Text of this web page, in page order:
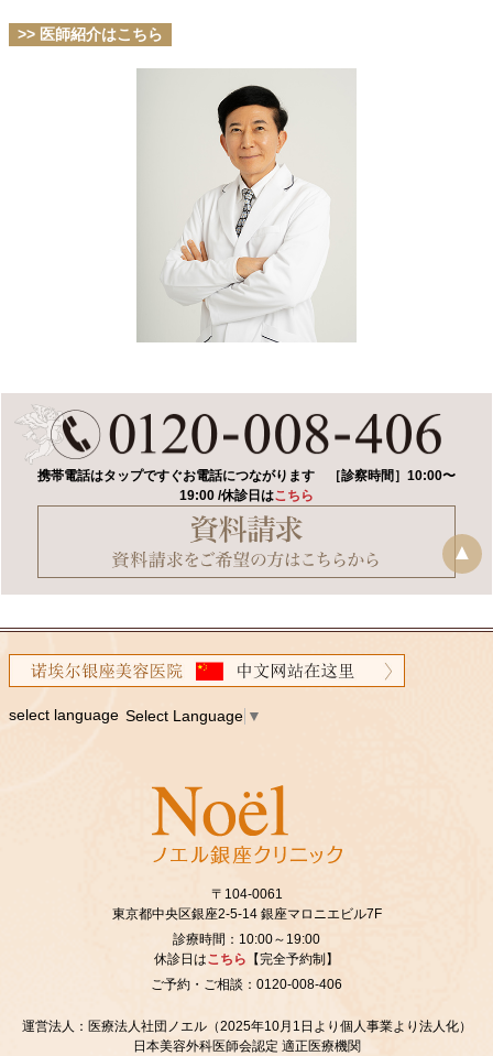
>> 医師紹介はこちら
携帯電話はタップですぐお電話につながります
［診察時間］10:00〜
19:00 /休診日はこちら
select language Select Language ▼
〒104-0061
東京都中央区銀座2‐5‐14 銀座マロニエビル7F
診療時間：10:00～19:00
休診日はこちら 【完全予約制】
ご予約・ご相談：0120-008-406
運営法人：医療法人社団ノエル（2025年10月1日より個人事業より法人化）
日本美容外科医師会認定 適正医療機関
▲